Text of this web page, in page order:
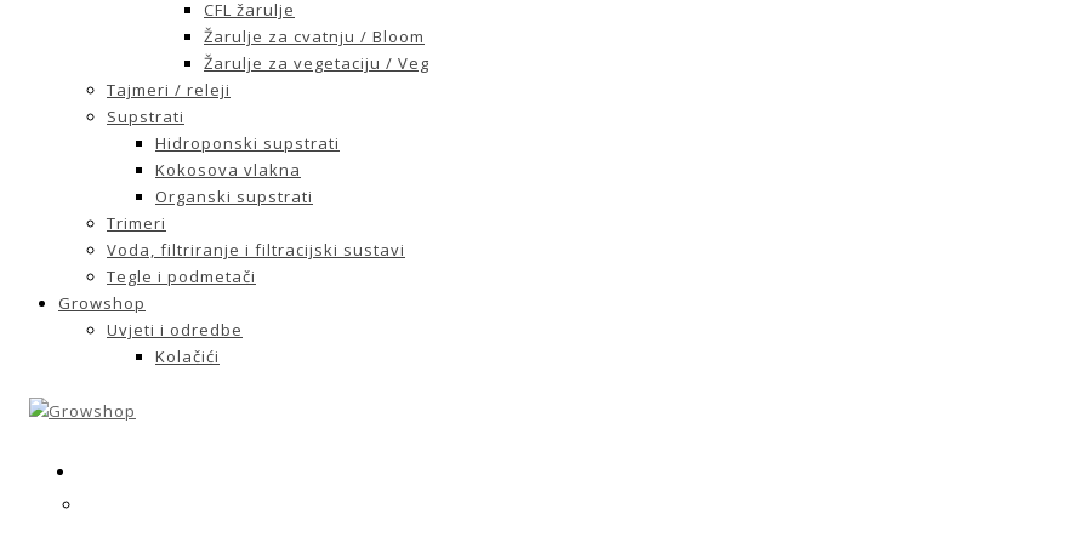
CFL žarulje
Žarulje za cvatnju / Bloom
Žarulje za vegetaciju / Veg
Tajmeri / releji
Supstrati
Hidroponski supstrati
Kokosova vlakna
Organski supstrati
Trimeri
Voda, filtriranje i filtracijski sustavi
Tegle i podmetači
Growshop
Uvjeti i odredbe
Kolačići